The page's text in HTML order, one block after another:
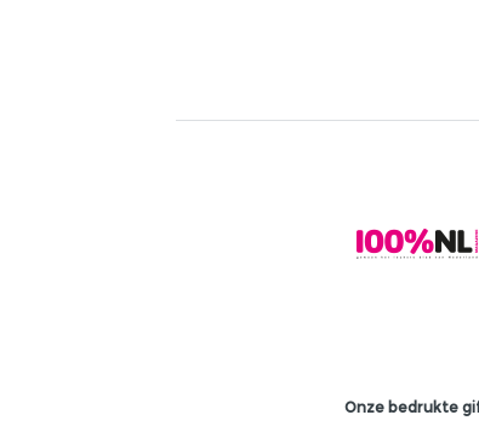
Onze bedrukte